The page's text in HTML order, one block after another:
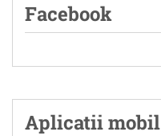
Facebook
Aplicatii mobil